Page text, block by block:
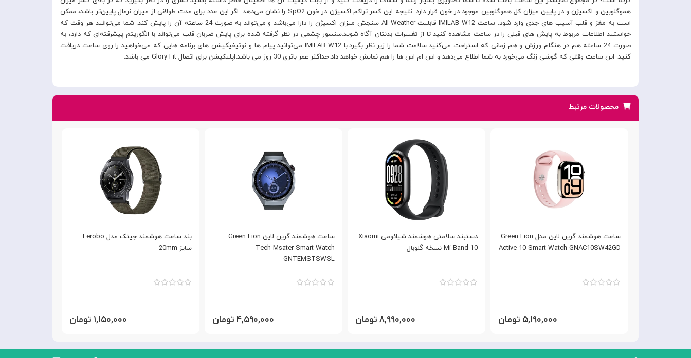
هموگلوبین و اکسیژن و در پایین میزان کل هموگلوبین موجود در خون قرار دارد. نتیجه این کسر تراکم اکسیژن در خون SpO2 را نشان می‌دهد. اگر این عدد برای مدت طولانی از میزان نرمال پایین‌تر باشد، ممکن
است به مغز و قلب آسیب های جدی وارد شود. ساعت IMILAB W12 قابلیت All-Weather سنجش میزان اکسیژن را دارا می‌باشد و می‌تواند به صورت 24 ساعته آن را پایش کند. شما می‌توانید هر وقت که
خواستید اطلاعات مربوط به پایش های قبلی را در ساعت مشاهده کنید تا از تغییرات بدنتان آگاه شوید.سنسور چشمی در نظر گرفته شده برای پایش ضربان قلب می‌تواند با الگوریتم پیشرفته‌ای که دارد، به
صورت 24 ساعته هم در هنگام ورزش و هم زمانی که استراحت می‌کنید سلامت شما را زیر نظر بگیرد.با IMILAB W12 می‌توانید پیام ها و نوتیفیکیشن های برنامه هایی که می‌خواهید را روی ساعت دریافت
کنید. این ساعت وقتی که گوشی زنگ می‌خورد به شما اطلاع می‌دهد و اس ام اس ها را هم نمایش خواهد داد.حداکثر عمر باتری 30 روز می باشد.اپلیکیشن برای اتصال Glory Fit می باشد.
محصولات مرتبط
بند ساعت هوشمند جیتک مدل Lerobo
سایز 20mm
۱,۱۵۰,۰۰۰ تومان
ساعت هوشمند گرین لاین Green Lion
Tech Msater Smart Watch
GNTEMSTSWSL
۴,۵۹۰,۰۰۰ تومان
دستبند سلامتی هوشمند شیائومی Xiaomi
Mi Band 10 نسخه گلوبال
۸,۹۹۰,۰۰۰ تومان
ساعت هوشمند گرین لاین مدل Green Lion
Active 10 Smart Watch GNAC10SW42GD
۵,۱۹۰,۰۰۰ تومان